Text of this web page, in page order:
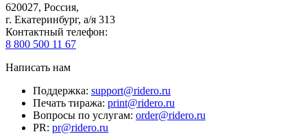
620027, Россия,
г. Екатеринбург, а/я 313
Контактный телефон:
8 800 500 11 67
Написать нам
Поддержка: support@ridero.ru
Печать тиража: print@ridero.ru
Вопросы по услугам: order@ridero.ru
PR: pr@ridero.ru